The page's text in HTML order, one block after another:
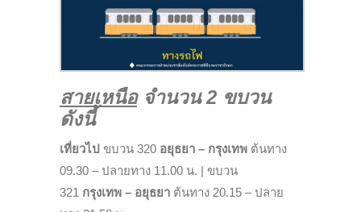
สายเหนือจำนวน 2 ขบวน
ดังนี้
เที่ยวไป ขบวน 320 อยุธยา – กรุงเทพ ต้นทาง
09.30 – ปลายทาง 11.00 น. | ขบวน
321 กรุงเทพ – อยุธยา ต้นทาง 20.15 – ปลาย